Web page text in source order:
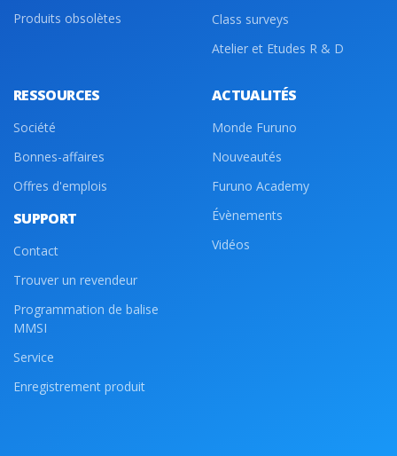
Produits obsolètes
Class surveys
Atelier et Etudes R & D
RESSOURCES
Société
Bonnes-affaires
Offres d'emplois
SUPPORT
Contact
Trouver un revendeur
Programmation de balise
MMSI
Service
Enregistrement produit
ACTUALITÉS
Monde Furuno
Nouveautés
Furuno Academy
Évènements
Vidéos